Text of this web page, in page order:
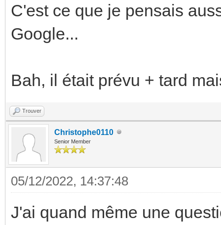
C'est ce que je pensais
Google...
Bah, il était prévu + tard
Trouver
Christophe0110
Senior Member
05/12/2022, 14:37:48
J'ai quand même une